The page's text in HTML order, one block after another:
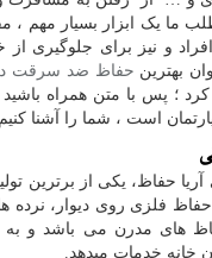
ما یک ابزار بسیار مهم ،
و نیز برای جلوگیری
بهترین حفاظ ضد سرقت
؛ پس با متن همراه باشید
است ، شما را آشنا
حفاظ، یکی از برترین
فلزی روی دیوار، نرده
های مدرن می باشد و به
خدمات میدهد.